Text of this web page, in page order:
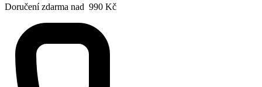
Doručení zdarma nad 990 Kč